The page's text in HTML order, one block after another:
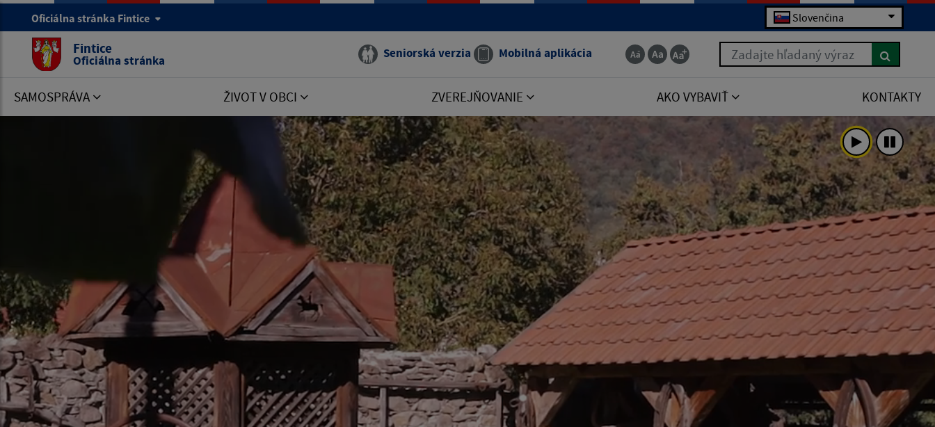
Oficiálna stránka Fintice Slovenčina
Fintice
Oficiálna stránka Seniorská verzia Mobilná aplikácia Zadajte hľadaný výraz
SAMOSPRÁVA ŽIVOT V OBCI ZVEREJŇOVANIE AKO VYBAVIŤ KONTAKTY